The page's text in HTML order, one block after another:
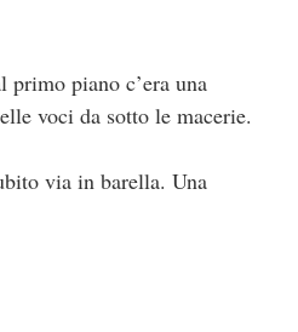
primo piano c’era una
voci da sotto le macerie.
via in barella. Una